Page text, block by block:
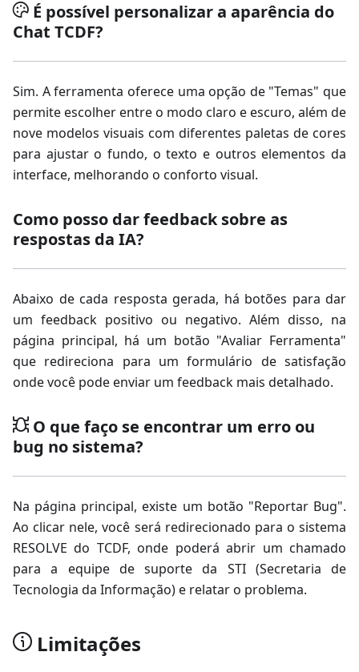
É possível personalizar a aparência do
Chat TCDF?
Sim. A ferramenta oferece uma opção de "Temas" que
permite escolher entre o modo claro e escuro, além de
nove modelos visuais com diferentes paletas de cores
para ajustar o fundo, o texto e outros elementos da
interface, melhorando o conforto visual.
Como posso dar feedback sobre as
respostas da IA?
Abaixo de cada resposta gerada, há botões para dar
um feedback positivo ou negativo. Além disso, na
página principal, há um botão "Avaliar Ferramenta"
que redireciona para um formulário de satisfação
onde você pode enviar um feedback mais detalhado.
O que faço se encontrar um erro ou
bug no sistema?
Na página principal, existe um botão "Reportar Bug".
Ao clicar nele, você será redirecionado para o sistema
RESOLVE do TCDF, onde poderá abrir um chamado
para a equipe de suporte da STI (Secretaria de
Tecnologia da Informação) e relatar o problema.
Limitações